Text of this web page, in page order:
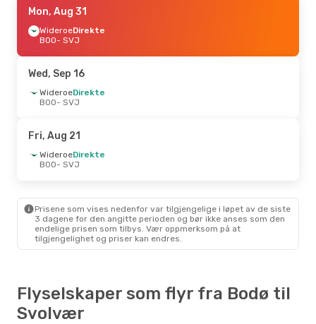
Mon, Aug 31
WideroeDirekte
BOO- SVJ
Wed, Sep 16
WideroeDirekte
BOO- SVJ
Fri, Aug 21
WideroeDirekte
BOO- SVJ
Prisene som vises nedenfor var tilgjengelige i løpet av de siste
3 dagene for den angitte perioden og bør ikke anses som den
endelige prisen som tilbys. Vær oppmerksom på at
tilgjengelighet og priser kan endres.
Flyselskaper som flyr fra Bodø til
Svolvær